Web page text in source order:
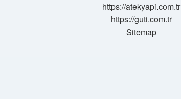
https://atekyapi.com.tr
https://guti.com.tr
Sitemap